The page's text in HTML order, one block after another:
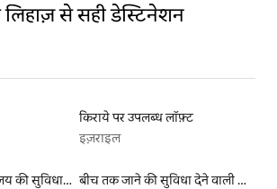
से सही डेस्टिनेशन
किराये पर उपलब्ध लॉफ़्ट
इज़राइल
सुलभ ऊँचाई के शौचालय की सुविधा वाली किराये पर उपलब्ध लिस्टिंग
बीच तक जाने की सुविधा देने वाली किराये पर उपलब्ध लिस्टिंग